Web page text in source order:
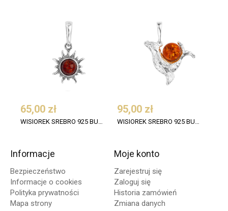
65,00 zł
WISIOREK SREBRO 925 BURSZTYN KONIAK SŁOŃCE
95,00 zł
WISIOREK SREBRO 925 BURSZTYN FOKA
Informacje
Bezpieczeństwo
Informacje o cookies
Polityka prywatności
Mapa strony
Moje konto
Zarejestruj się
Zaloguj się
Historia zamówień
Zmiana danych